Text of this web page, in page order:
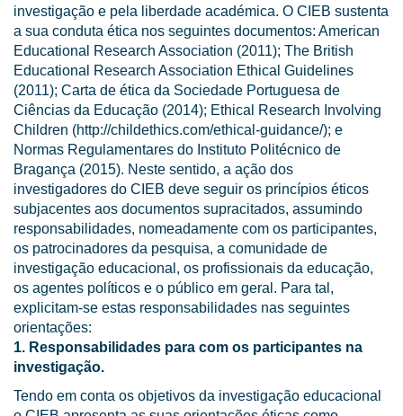
investigação e pela liberdade académica. O CIEB sustenta
a sua conduta ética nos seguintes documentos: American
Educational Research Association (2011); The British
Educational Research Association Ethical Guidelines
(2011); Carta de ética da Sociedade Portuguesa de
Ciências da Educação (2014); Ethical Research Involving
Children (http://childethics.com/ethical-guidance/); e
Normas Regulamentares do Instituto Politécnico de
Bragança (2015). Neste sentido, a ação dos
investigadores do CIEB deve seguir os princípios éticos
subjacentes aos documentos supracitados, assumindo
responsabilidades, nomeadamente com os participantes,
os patrocinadores da pesquisa, a comunidade de
investigação educacional, os profissionais da educação,
os agentes políticos e o público em geral. Para tal,
explicitam-se estas responsabilidades nas seguintes
orientações:
1. Responsabilidades para com os participantes na
investigação.
Tendo em conta os objetivos da investigação educacional